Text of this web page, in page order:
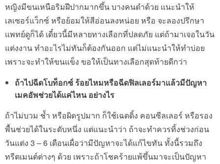
หญิงมีขนเหนือริมฝีปากมากขึ้น บางคนดำด้วย แนะนำให้
เลเซอร์แว็กซ์ หรือย้อมให้สีอ่อนลงหน่อย หรือ จะลองปรึกษา
แพทย์ดูก็ได้ เดี๋ยวนี้มีหลายทางเลือกที่ปลดภัย แต่ถ้ามาเจอในวัน
แต่งงาน ทำอะไรไม่ทันก็ต้องกันออก แต่ไม่แนะนำให้ทำบ่อย
เพราะจะทำให้ขนแข็ง ขอให้เป็นทางเลือกสุดท้ายดีกว่า
ถ้าไปฉีดโบท็อกซ์ ร้อยไหมหรือฉีดฟิลเลอร์มาแล้วมีปัญหา
เมคอัพช่วยได้แค่ไหน อย่างไร
ถ้าไม่บวม ช้ำ หรือผิดรูปมาก ก็ใช้เฉดดิ้ง คอนซีลเลอร์ หรือรอง
พื้นช่วยได้ในระดับหนึ่ง แต่แนะนำว่า ถ้าจะทำควรทิ้งช่วงก่อน
วันแต่ง 3 – 6 เดือนเผื่อว่ามีปัญหาจะได้แก้ไขทัน ทั้งนี้รวมถึง
ทรีตเมนต์ต่างๆ ด้วย เพราะถ้าโชคร้ายแพ้ขึ้นมาจะเป็นปัญหา